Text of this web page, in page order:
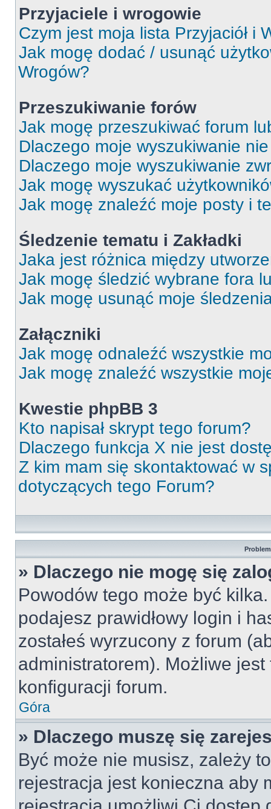
Przyjaciele i wrogowie
Czym jest moja lista Przyjaciół i
Jak mogę dodać / usunąć
Wrogów?
Przeszukiwanie forów
Jak mogę przeszukiwać forum
Dlaczego moje wyszukiwanie
Dlaczego moje wyszukiwanie
Jak mogę wyszukać
Jak mogę znaleźć moje posty i
Śledzenie tematu i Zakładki
Jaka jest różnica między
Jak mogę śledzić wybrane fora
Jak mogę usunąć moje
Załączniki
Jak mogę odnaleźć wszystkie
Jak mogę znaleźć wszystkie
Kwestie phpBB 3
Kto napisał skrypt tego forum?
Dlaczego funkcja X nie jest
Z kim mam się skontaktować w
dotyczących tego Forum?
» Dlaczego nie mogę się
Powodów tego może być
podajesz prawidłowy login i
zostałeś wyrzucony z forum
administratorem). Możliwe
konfiguracji forum.
Góra
» Dlaczego muszę się
Być może nie musisz, zależy
rejestracja jest konieczna aby